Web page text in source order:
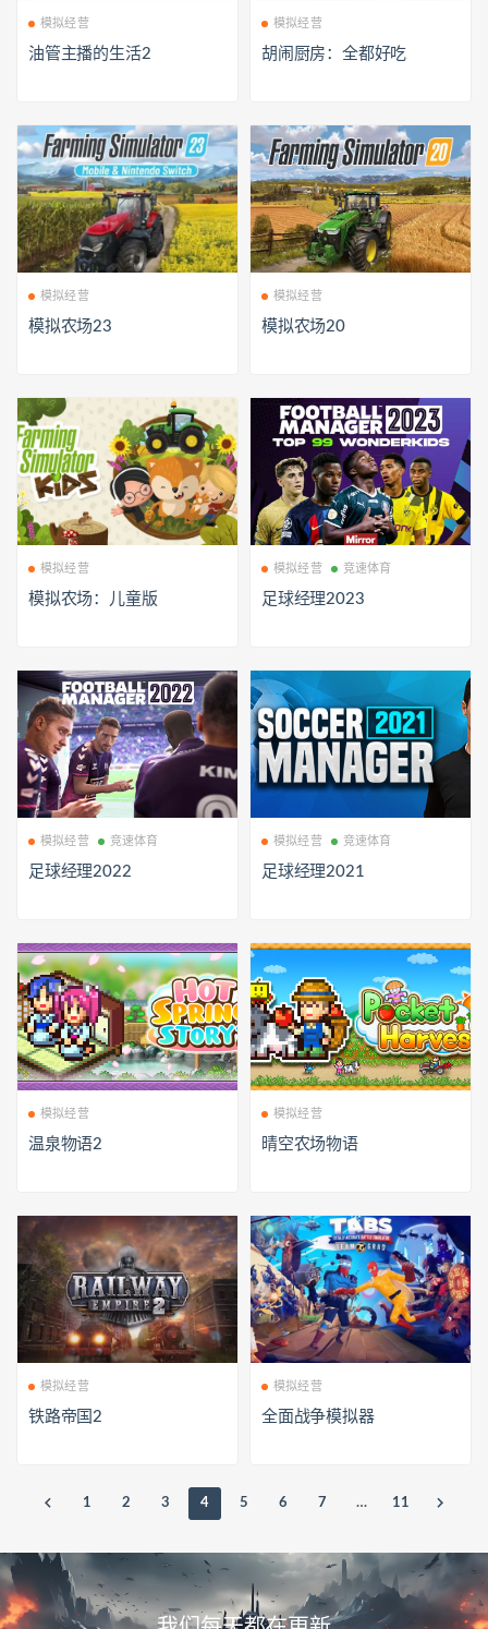
模拟经营
油管主播的生活2
模拟经营
胡闹厨房：全都好吃
模拟经营
模拟农场23
模拟经营
模拟农场20
模拟经营
模拟农场：儿童版
模拟经营 竞速体育
足球经理2023
模拟经营 竞速体育
足球经理2022
模拟经营 竞速体育
足球经理2021
模拟经营
温泉物语2
模拟经营
晴空农场物语
模拟经营
铁路帝国2
模拟经营
全面战争模拟器
1 2 3 4 5 6 7 … 11